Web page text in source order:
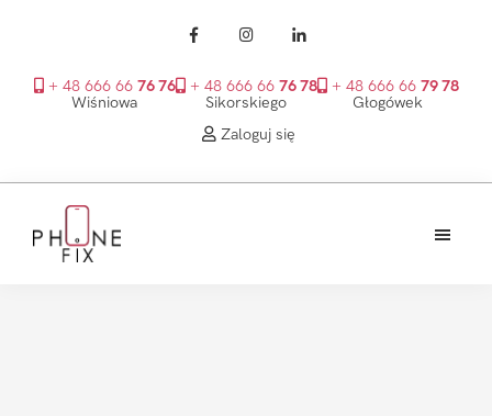
+ 48 666 66 76 76
Wiśniowa
+ 48 666 66 76 78
Sikorskiego
+ 48 666 66 79 78
Głogówek
Zaloguj się
głównego